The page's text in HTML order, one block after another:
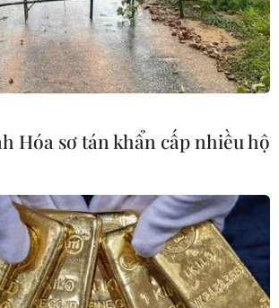
Hóa sơ tán khẩn cấp nhiều hộ